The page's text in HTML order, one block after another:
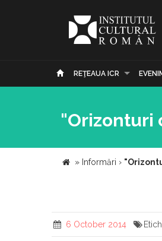
REŢEAUA ICR
"Orizonturi
» Informări ›
6 October 2014